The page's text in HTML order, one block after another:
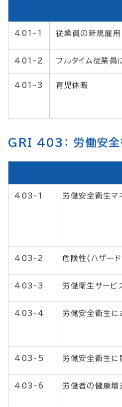
401-1 従業員の新規雇用
401-2 フルタイム従業員
401-3 育児休暇
GRI 403： 労働安
403-1 労働安全衛生マ
403-2 危険性(ハザード
403-3 労働衛生サービ
403-4 労働安全衛生に
403-5 労働安全衛生に
403-6 労働者の健康増